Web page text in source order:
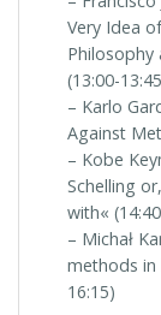
Very Idea
Philosophy
(13:00-
– Karlo
Against
– Kobe
Schelling
with«
– Michał
methods in
16:15)